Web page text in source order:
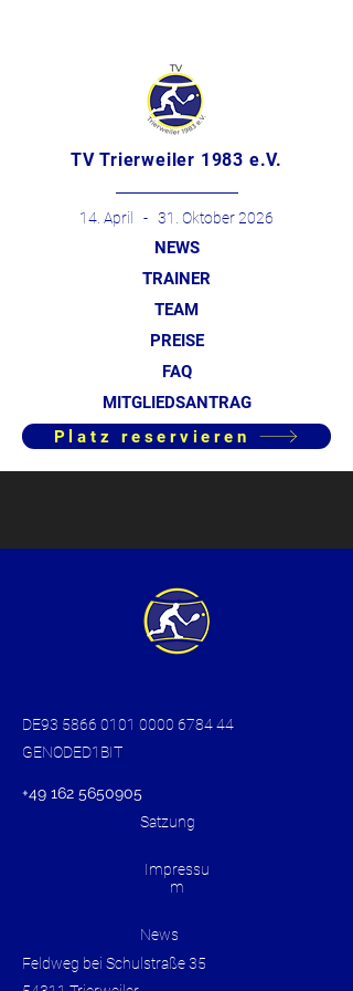
TV Trierweiler 1983 e.V.
14. April - 31. Oktober 2026
NEWS
TRAINER
TEAM
PREISE
FAQ
MITGLIEDSANTRAG
Platz reservieren
DE93 5866 0101 0000 678444
GENODED1BIT
+49 162 5650905
Satzung
Impressu
m
News
Feldweg bei Schulstraße 35